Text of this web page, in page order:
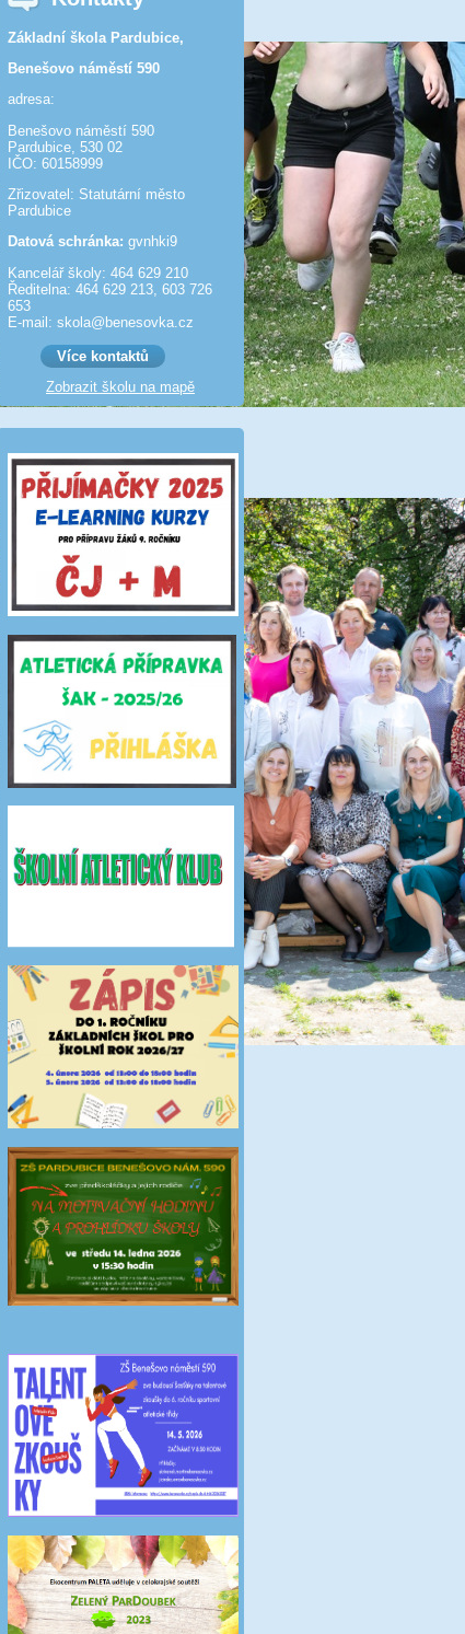
Základní škola Pardubice,
Benešovo náměstí 590
adresa:
Benešovo náměstí 590
Pardubice, 530 02
IČO: 60158999
Zřizovatel: Statutární město
Pardubice
Datová schránka: gvnhki9
Kancelář školy: 464 629 210
Ředitelna: 464 629 213, 603 726
653
E-mail: skola@benesov­ka.cz
Více kontaktů
Zobrazit školu na mapě